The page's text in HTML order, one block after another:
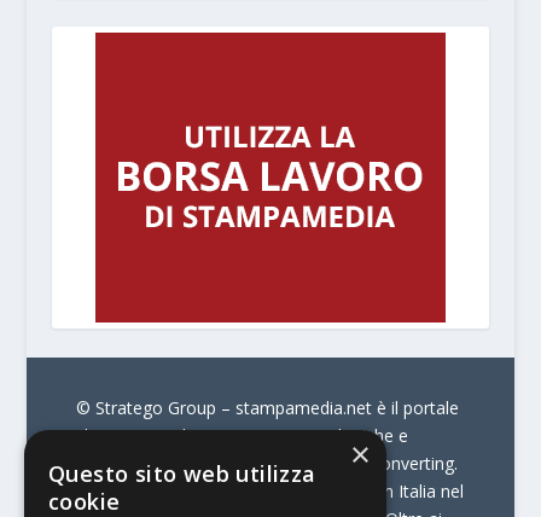
© Stratego Group – stampamedia.net è il portale
che racconta le innovazioni tecnologiche e
l’attualità delle aziende di stampa e di converting.
È il portale di riferimento per chi opera in Italia nel
×
Questo sito web utilizza
cookie